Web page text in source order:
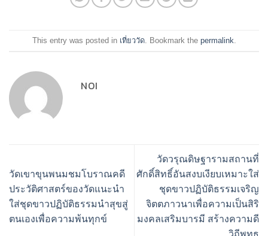
This entry was posted in เที่ยววัด. Bookmark the permalink
NOI
วัดเขาขุนพนมชมโบราณคดี
ประวัติศาสตร์ของวัดแนะนำ
ใส่ชุดขาวปฏิบัติธรรมนำสุขสู่
ตนเองเพื่อความพ้นทุกข์
วัดวรุณดิษฐารามสถานที่
ศักดิ์สิทธิ์อันสงบเงียบเหมาะใส่
ชุดขาวปฏิบัติธรรมเจริญ
จิตตภาวนาเพื่อความเป็นสิริ
มงคลเสริมบารมี สร้างความดี